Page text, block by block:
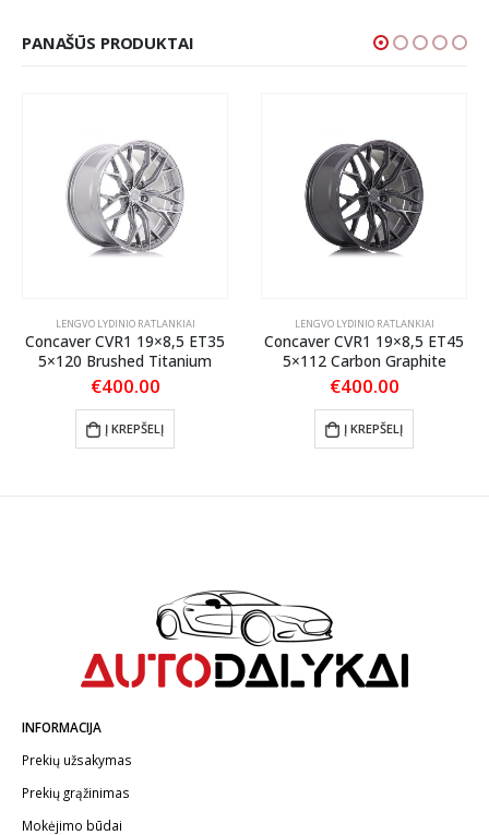
PANAŠŪS PRODUKTAI
LENGVO LYDINIO RATLANKIAI
Concaver CVR1 19×8,5 ET35
5×120 Brushed Titanium
€400.00
Į KREPŠELĮ
LENGVO LYDINIO RATLANKIAI
Concaver CVR1 19×8,5 ET45
5×112 Carbon Graphite
€400.00
Į KREPŠELĮ
INFORMACIJA
Prekių užsakymas
Prekių grąžinimas
Mokėjimo būdai